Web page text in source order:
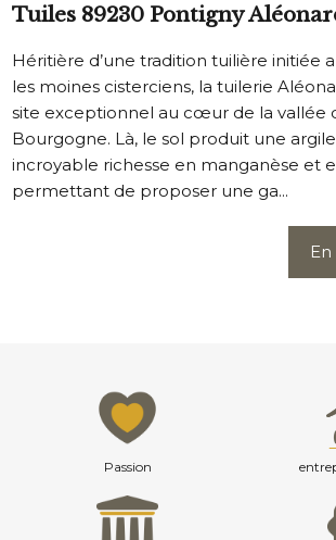
Tuiles 89230 Pontigny
Héritière d’une tradition tuilière initiée
les moines cisterciens, la tuilerie
site exceptionnel au cœur de la vallée
Bourgogne. Là, le sol produit une argile
incroyable richesse en manganèse et
permettant de proposer une ga...
Passion